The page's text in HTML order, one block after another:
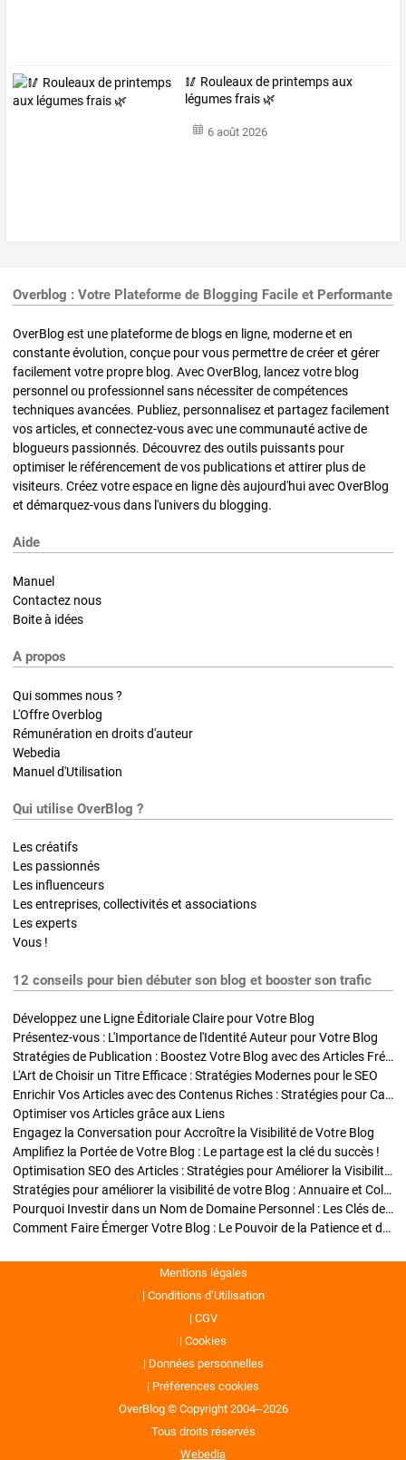
🥢 Rouleaux de printemps aux
légumes frais 🌿
6 août 2026
Overblog : Votre Plateforme de Blogging Facile et Performante
OverBlog est une plateforme de blogs en ligne, moderne et en
constante évolution, conçue pour vous permettre de créer et gérer
facilement votre propre blog. Avec OverBlog, lancez votre blog
personnel ou professionnel sans nécessiter de compétences
techniques avancées. Publiez, personnalisez et partagez facilement
vos articles, et connectez-vous avec une communauté active de
blogueurs passionnés. Découvrez des outils puissants pour
optimiser le référencement de vos publications et attirer plus de
visiteurs. Créez votre espace en ligne dès aujourd'hui avec OverBlog
et démarquez-vous dans l'univers du blogging.
Aide
Manuel
Contactez nous
Boite à idées
A propos
Qui sommes nous ?
L'Offre Overblog
Rémunération en droits d'auteur
Webedia
Manuel d'Utilisation
Qui utilise OverBlog ?
Les créatifs
Les passionnés
Les influenceurs
Les entreprises, collectivités et associations
Les experts
Vous !
12 conseils pour bien débuter son blog et booster son trafic
Développez une Ligne Éditoriale Claire pour Votre Blog
Présentez-vous : L'Importance de l'Identité Auteur pour Votre Blog
Stratégies de Publication : Boostez Votre Blog avec des Articles Fréquents et Exclusifs
L'Art de Choisir un Titre Efficace : Stratégies Modernes pour le SEO
Enrichir Vos Articles avec des Contenus Riches : Stratégies pour Captiver et Optimiser
Optimiser vos Articles grâce aux Liens
Engagez la Conversation pour Accroître la Visibilité de Votre Blog
Amplifiez la Portée de Votre Blog : Le partage est la clé du succès !
Optimisation SEO des Articles : Stratégies pour Améliorer la Visibilité de Votre Blog
Stratégies pour améliorer la visibilité de votre Blog : Annuaire et Collaborations
Pourquoi Investir dans un Nom de Domaine Personnel : Les Clés de la Réussite de Votre Blog
Comment Faire Émerger Votre Blog : Le Pouvoir de la Patience et de la Persévérance
Mentions légales
Conditions d’Utilisation
CGV
Cookies
Données personnelles
Préférences cookies
OverBlog © Copyright 2004--2026
Tous droits réservés
Webedia